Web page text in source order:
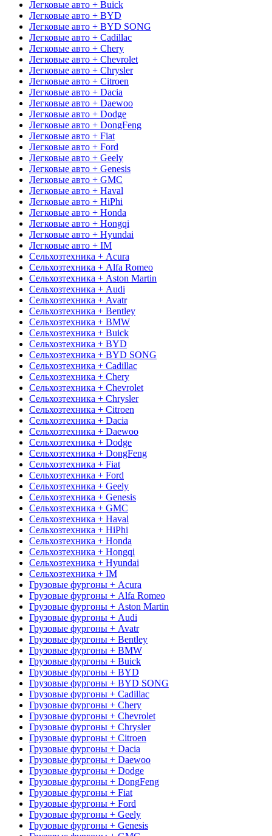
Легковые авто + Buick
Легковые авто + BYD
Легковые авто + BYD SONG
Легковые авто + Cadillac
Легковые авто + Chery
Легковые авто + Chevrolet
Легковые авто + Chrysler
Легковые авто + Citroen
Легковые авто + Dacia
Легковые авто + Daewoo
Легковые авто + Dodge
Легковые авто + DongFeng
Легковые авто + Fiat
Легковые авто + Ford
Легковые авто + Geely
Легковые авто + Genesis
Легковые авто + GMC
Легковые авто + Haval
Легковые авто + HiPhi
Легковые авто + Honda
Легковые авто + Hongqi
Легковые авто + Hyundai
Легковые авто + IM
Сельхозтехника + Acura
Сельхозтехника + Alfa Romeo
Сельхозтехника + Aston Martin
Сельхозтехника + Audi
Сельхозтехника + Avatr
Сельхозтехника + Bentley
Сельхозтехника + BMW
Сельхозтехника + Buick
Сельхозтехника + BYD
Сельхозтехника + BYD SONG
Сельхозтехника + Cadillac
Сельхозтехника + Chery
Сельхозтехника + Chevrolet
Сельхозтехника + Chrysler
Сельхозтехника + Citroen
Сельхозтехника + Dacia
Сельхозтехника + Daewoo
Сельхозтехника + Dodge
Сельхозтехника + DongFeng
Сельхозтехника + Fiat
Сельхозтехника + Ford
Сельхозтехника + Geely
Сельхозтехника + Genesis
Сельхозтехника + GMC
Сельхозтехника + Haval
Сельхозтехника + HiPhi
Сельхозтехника + Honda
Сельхозтехника + Hongqi
Сельхозтехника + Hyundai
Сельхозтехника + IM
Грузовые фургоны + Acura
Грузовые фургоны + Alfa Romeo
Грузовые фургоны + Aston Martin
Грузовые фургоны + Audi
Грузовые фургоны + Avatr
Грузовые фургоны + Bentley
Грузовые фургоны + BMW
Грузовые фургоны + Buick
Грузовые фургоны + BYD
Грузовые фургоны + BYD SONG
Грузовые фургоны + Cadillac
Грузовые фургоны + Chery
Грузовые фургоны + Chevrolet
Грузовые фургоны + Chrysler
Грузовые фургоны + Citroen
Грузовые фургоны + Dacia
Грузовые фургоны + Daewoo
Грузовые фургоны + Dodge
Грузовые фургоны + DongFeng
Грузовые фургоны + Fiat
Грузовые фургоны + Ford
Грузовые фургоны + Geely
Грузовые фургоны + Genesis